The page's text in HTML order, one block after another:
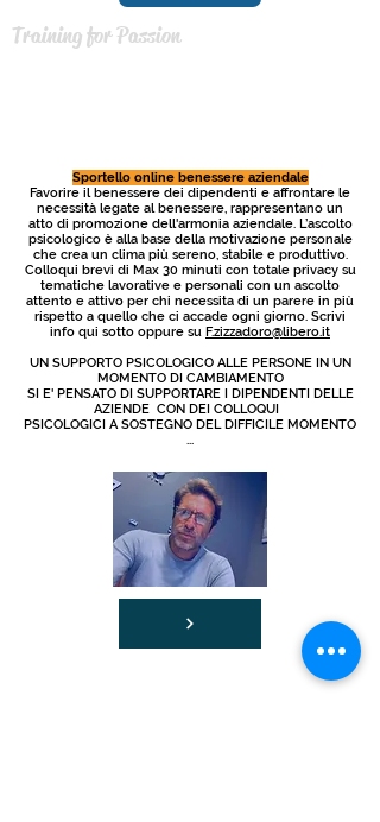
Training for Passion
Sportello online benessere aziendale
Favorire il benessere dei dipendenti e affrontare le
necessità legate al benessere, rappresentano un
atto di promozione dell'armonia aziendale. L’ascolto
psicologico è alla base della motivazione personale
che crea un clima più sereno, stabile e produttivo.
Colloqui brevi di Max 30 minuti con totale privacy su
tematiche lavorative e personali con un ascolto
attento e attivo per chi necessita di un parere in più
rispetto a quello che ci accade ogni giorno. Scrivi
info qui sotto oppure su F.zizzadoro@libero.it
UN SUPPORTO PSICOLOGICO ALLE PERSONE IN UN
MOMENTO DI CAMBIAMENTO
SI E' PENSATO DI SUPPORTARE I DIPENDENTI DELLE
AZIENDE CON DEI COLLOQUI
PSICOLOGICI A SOSTEGNO DEL DIFFICILE MOMENTO
...